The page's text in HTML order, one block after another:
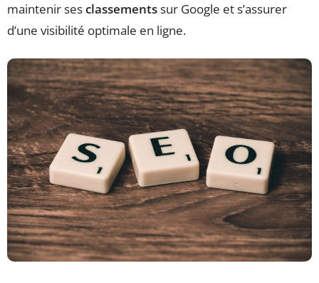
maintenir sesclassementssur Google et s’assurer
d’une visibilité optimale en ligne.